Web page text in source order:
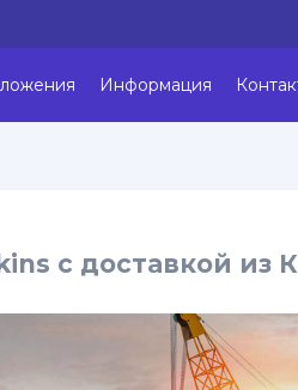
Информация
с доставкой из